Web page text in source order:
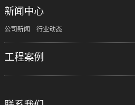
新闻中心
公司新闻 行业动态
工程案例